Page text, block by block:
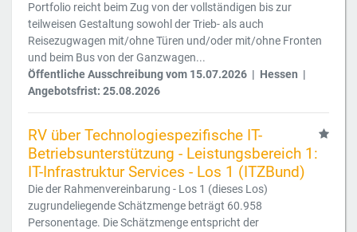
Portfolio reicht beim Zug von der vollständigen bis zur
teilweisen Gestaltung sowohl der Trieb- als auch
Reisezugwagen mit/ohne Türen und/oder mit/ohne Fronten
und beim Bus von der Ganzwagen...
Öffentliche Ausschreibung vom 15.07.2026 | Hessen |
Angebotsfrist: 25.08.2026
RV über Technologiespezifische IT-
Betriebsunterstützung - Leistungsbereich 1:
IT-Infrastruktur Services - Los 1 (ITZBund)
Die der Rahmenvereinbarung - Los 1 (dieses Los)
zugrundeliegende Schätzmenge beträgt 60.958
Personentage. Die Schätzmenge entspricht der